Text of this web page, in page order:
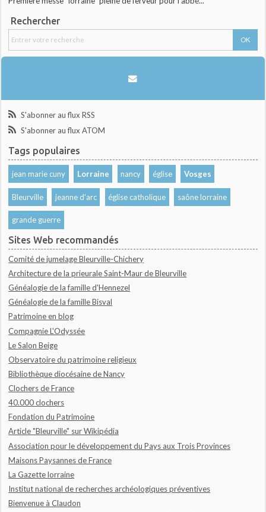
Rechercher
S'abonner au flux RSS
S'abonner au flux ATOM
Tags populaires
jean marie cuny Lorraine nancy église Vosges
Bleurville jeanne d'arc église catholique saône lorraine
grande guerre
Sites Web recommandés
Comité de jumelage Bleurville-Chichery
Architecture de la prieurale Saint-Maur de Bleurville
Généalogie de la famille d'Hennezel
Généalogie de la famille Bisval
Patrimoine en blog
Compagnie L'Odyssée
Le Salon Beige
Observatoire du patrimoine religieux
Bibliothèque diocésaine de Nancy
Clochers de France
40.000 clochers
Fondation du Patrimoine
Article "Bleurville" sur Wikipédia
Association pour le développement du Pays aux Trois Provinces
Maisons Paysannes de France
La Gazette lorraine
Institut national de recherches archéologiques préventives
Bienvenue à Claudon